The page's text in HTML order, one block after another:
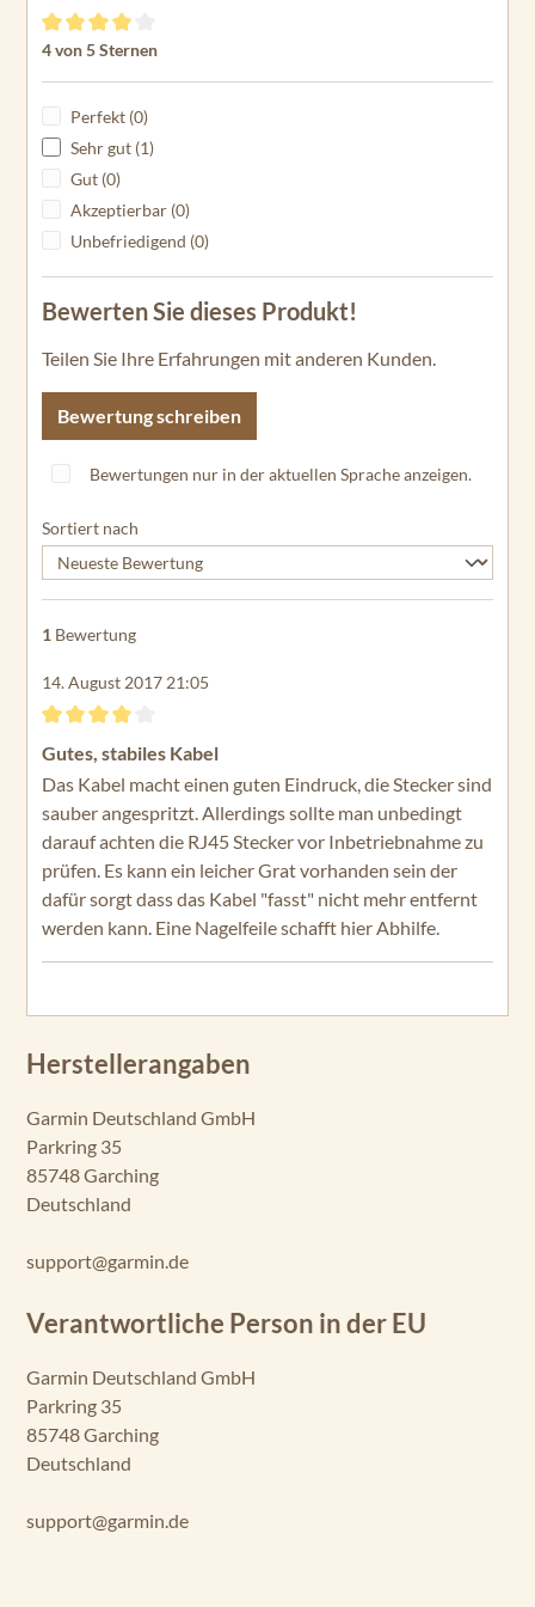
GPSMAP 1223
Touch
GPSMAP 1222xsv
GPSMAP 1223xsv
GPSMAP 4010
GPSMAP 4012
GPSMAP 7407
GPSMAP 7408
GPSMAP 7408xsv
GPSMAP 7410xsv
GPSMAP 7412
GPSMAP 7412xsv
GPSMAP 7416
GPSMAP 7416xsv
GPSMAP 8410
GPSMAP 8410xsv
GPSMAP 8412xsv
GPSMAP 8416
MFD
MFD
GPSMAP 8424
MFD
Durchschnittliche Bewertung von 4 von 5 Sternen
4 von 5 Sternen
Perfekt (0)
Sehr gut (1)
Gut (0)
Akzeptierbar (0)
Unbefriedigend (0)
Bewerten Sie dieses Produkt!
Teilen Sie Ihre Erfahrungen mit anderen Kunden.
Bewertung schreiben
Bewertungen nur in der aktuellen Sprache anzeigen.
Sortiert nach
1 Bewertung
14. August 2017 21:05
Bewertung mit 4 von 5 Sternen
Gutes, stabiles Kabel
Das Kabel macht einen guten Eindruck, die Stecker sind
sauber angespritzt. Allerdings sollte man unbedingt
darauf achten die RJ45 Stecker vor Inbetriebnahme zu
prüfen. Es kann ein leicher Grat vorhanden sein der
dafür sorgt dass das Kabel "fasst" nicht mehr entfernt
werden kann. Eine Nagelfeile schafft hier Abhilfe.
Herstellerangaben
Garmin Deutschland GmbH
Parkring 35
85748 Garching
Deutschland
support@garmin.de
Verantwortliche Person in der EU
Garmin Deutschland GmbH
Parkring 35
85748 Garching
Deutschland
support@garmin.de